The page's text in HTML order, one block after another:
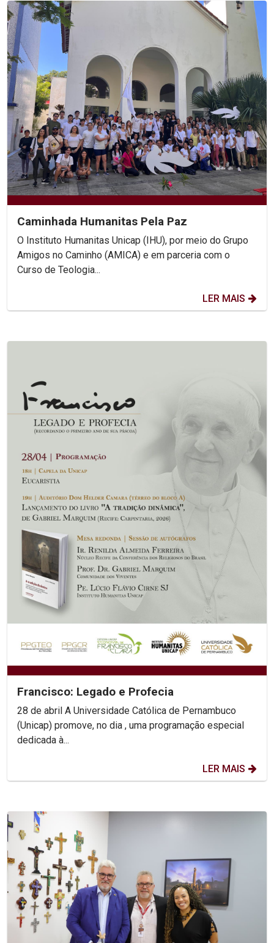
Caminhada Humanitas Pela Paz
O Instituto Humanitas Unicap (IHU), por meio do Grupo
Amigos no Caminho (AMICA) e em parceria com o
Curso de Teologia...
LER MAIS
Francisco: Legado e Profecia
28 de abril A Universidade Católica de Pernambuco
(Unicap) promove, no dia , uma programação especial
dedicada à...
LER MAIS